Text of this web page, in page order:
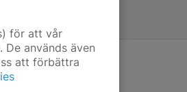
för att vår
används även
att förbättra